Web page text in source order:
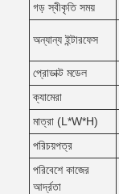
গড় স্বীকৃতি সময়
অন্যান্য ইন্টারফেস
প্রোডাক্ট মডেল
ক্যামেরা
মাত্রা (L*W*H)
পরিচয়পত্র
পরিবেশে কাজের
আর্দ্রতা